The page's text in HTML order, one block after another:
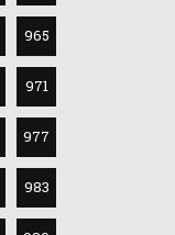
965
971
977
983